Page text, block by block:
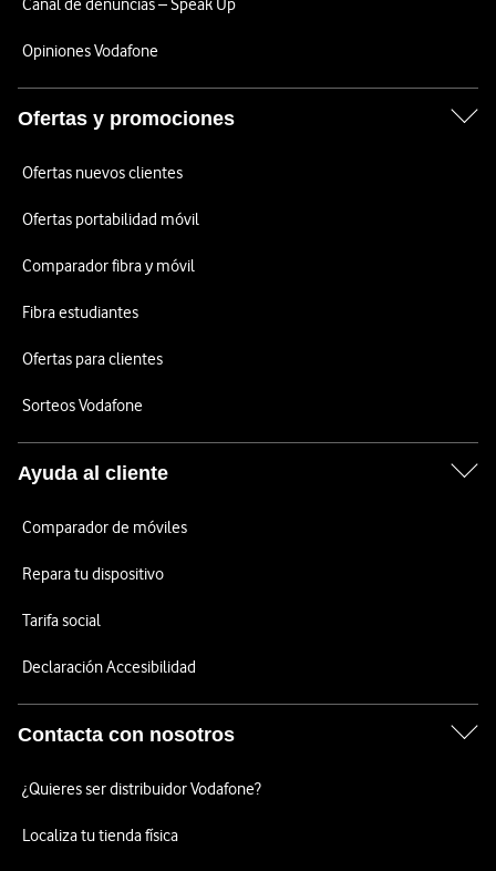
Canal de denuncias – Speak Up
Opiniones Vodafone
Ofertas y promociones
Ofertas nuevos clientes
Ofertas portabilidad móvil
Comparador fibra y móvil
Fibra estudiantes
Ofertas para clientes
Sorteos Vodafone
Ayuda al cliente
Comparador de móviles
Repara tu dispositivo
Tarifa social
Declaración Accesibilidad
Contacta con nosotros
¿Quieres ser distribuidor Vodafone?
Localiza tu tienda física